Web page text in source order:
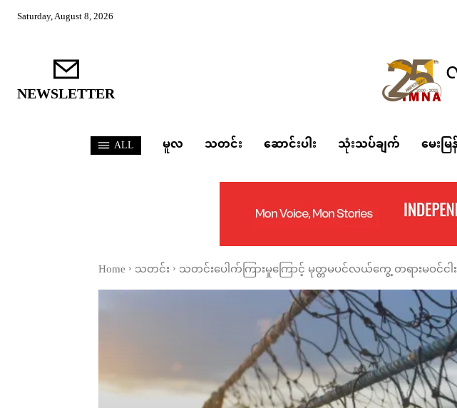
Saturday, August 8, 2026
NEWSLETTER
ALL မူလ သတင်း ဆောင်းပါး သုံးသပ်ချက် မေးမ
Home သတင်း သတင်းပေါက်ကြားမှုကြောင့် မုတ္တမပင်လယ်ကွေ့ တရားမဝင်င